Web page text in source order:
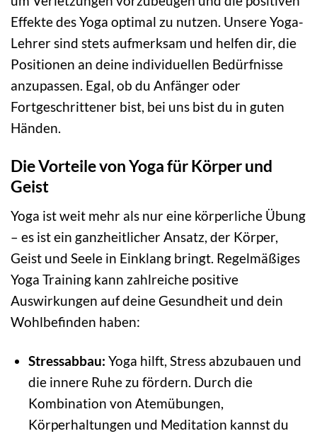
Effekte des Yoga optimal zu nutzen. Unsere Yoga-
Lehrer sind stets aufmerksam und helfen dir, die
Positionen an deine individuellen Bedürfnisse
anzupassen. Egal, ob du Anfänger oder
Fortgeschrittener bist, bei uns bist du in guten
Händen.
Die Vorteile von Yoga für Körper und
Geist
Yoga ist weit mehr als nur eine körperliche Übung
– es ist ein ganzheitlicher Ansatz, der Körper,
Geist und Seele in Einklang bringt. Regelmäßiges
Yoga Training kann zahlreiche positive
Auswirkungen auf deine Gesundheit und dein
Wohlbefinden haben:
Stressabbau: Yoga hilft, Stress abzubauen und
die innere Ruhe zu fördern. Durch die
Kombination von Atemübungen,
Körperhaltungen und Meditation kannst du